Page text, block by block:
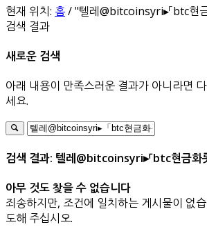
현재 위치: 홈/"텔레@bitcoinsyri▸「btc현
검색 결과
새로운 검색
아래 내용이 만족스러운 결과가 아니라면
세요.
검색 결과: 텔레@bitcoinsyri▸「btc현금화
아무 것도 찾을 수 없습니다
죄송하지만, 조건에 일치하는 게시물이 없
도해 주십시오.